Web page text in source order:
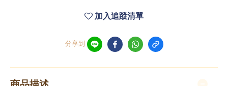
加入追蹤清單
分享到